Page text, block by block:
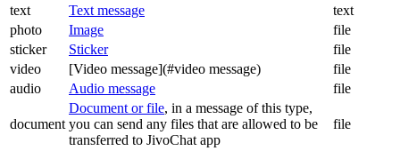
text
Text message
text
photo
Image
file
sticker
Sticker
file
video
[Video message](#video message)
file
audio
Audio message file
document
Document or file, in a message of this type,
you can send any files that are allowed to be
transferred to JivoChat app
file